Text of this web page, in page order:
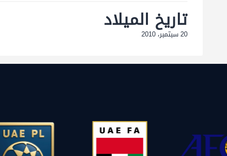
تاريخ الميلاد
20 سبتمبر، 2010